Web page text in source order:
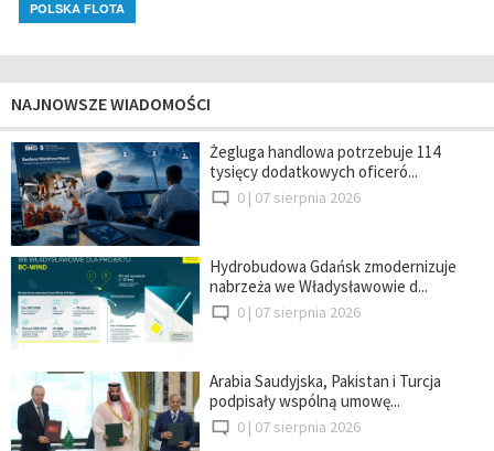
POLSKA FLOTA
NAJNOWSZE WIADOMOŚCI
Żegluga handlowa potrzebuje 114
tysięcy dodatkowych oficeró...
0 | 07 sierpnia 2026
Hydrobudowa Gdańsk zmodernizuje
nabrzeża we Władysławowie d...
0 | 07 sierpnia 2026
Arabia Saudyjska, Pakistan i Turcja
podpisały wspólną umowę...
0 | 07 sierpnia 2026